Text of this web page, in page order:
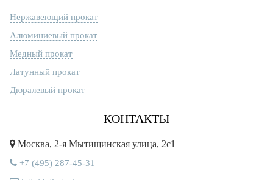
Нержавеющий прокат
Алюминиевый прокат
Медный прокат
Латунный прокат
Дюралевый прокат
КОНТАКТЫ
Москва, 2-я Мытищинская улица, 2с1
+7 (495) 287-45-31